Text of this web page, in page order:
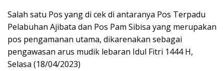
Salah satu Pos yang di cek di antaranya Pos Terpadu
Pelabuhan Ajibata dan Pos Pam Sibisa yang merupakan
pos pengamanan utama, dikarenakan sebagai
pengawasan arus mudik lebaran Idul Fitri 1444 H,
Selasa (18/04/2023)